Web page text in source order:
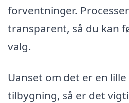
forventninger.
transparent, så du kan
valg.
Uanset om det er en
tilbygning, så er det